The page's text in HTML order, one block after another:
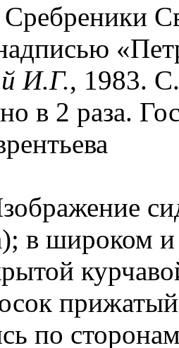
Сребреники
И.Г., 1983.
в 2 раза.
в широком и
по